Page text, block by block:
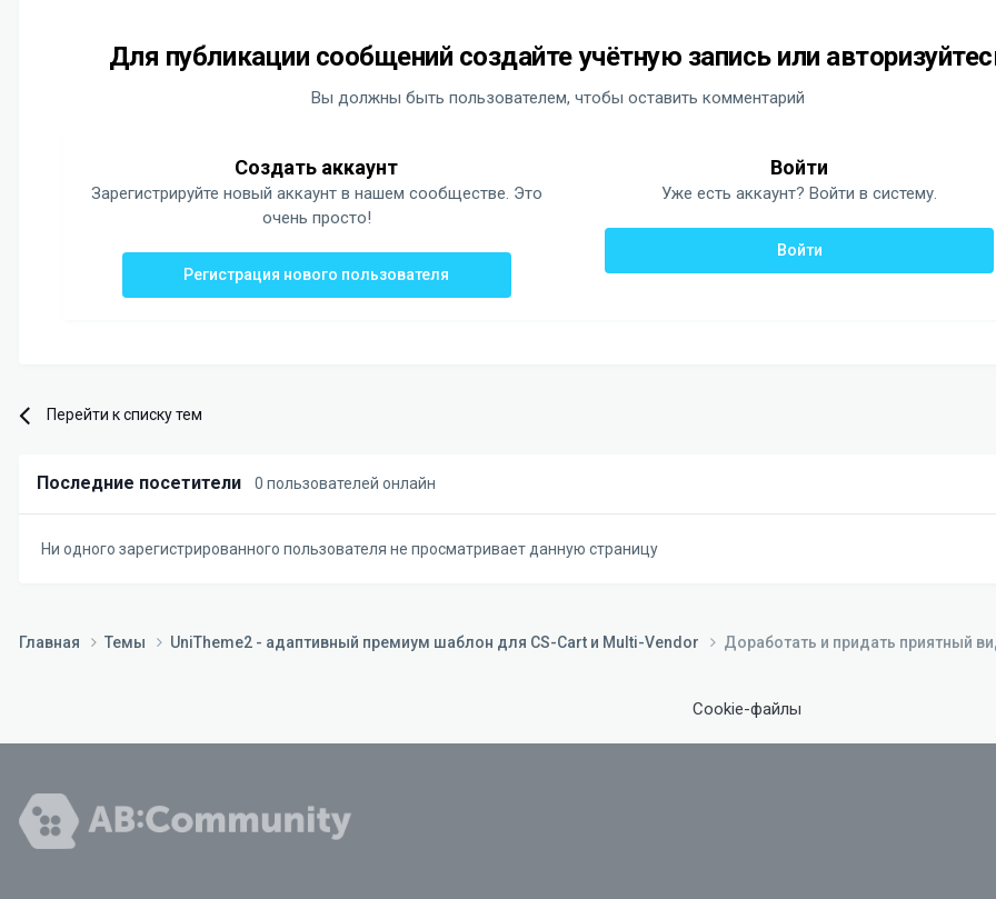
Для публикации сообщений создайте учётную запись или
Вы должны быть пользователем, чтобы оставить комментарий
Создать аккаунт
Зарегистрируйте новый аккаунт в нашем сообществе. Это
очень просто!
Регистрация нового пользователя
Войти
Уже есть аккаунт? Войти в систему.
Войти
Перейти к списку тем
Последние посетители 0 пользователей онлайн
Ни одного зарегистрированного пользователя не просматривает данную страницу
Главная Темы UniTheme2 - адаптивный премиум шаблон для CS-Cart и Multi-Vendor Доработать и придать приятный
Cookie-файлы